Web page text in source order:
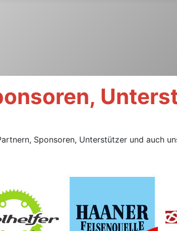
Sponsoren, Unterstützer und auch